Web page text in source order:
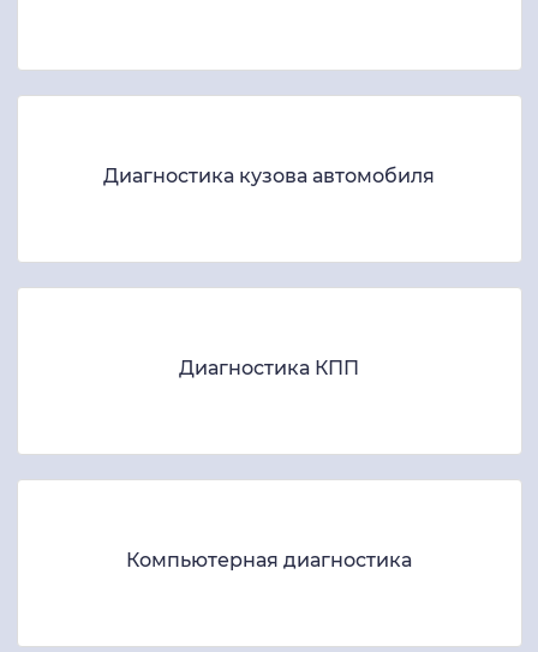
Диагностика кузова автомобиля
Диагностика КПП
Компьютерная диагностика